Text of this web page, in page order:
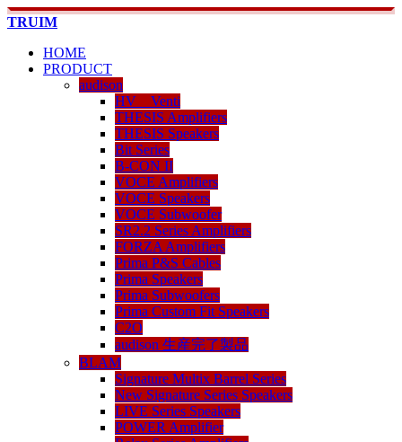
TRUIM
HOME
PRODUCT
audison
HV Venti
THESIS Amplifiers
THESIS Speakers
Bit Series
B-CON II
VOCE Amplifiers
VOCE Speakers
VOCE Subwoofer
SR2.2 Series Amplifiers
FORZA Amplifiers
Prima P&S Cables
Prima Speakers
Prima Subwoofers
Prima Custom Fit Speakers
C2O
audison 生産完了製品
BLAM
Signature Multix Barrel Series
New Signature Series Speakers
LIVE Series Speakers
POWER Amplifier